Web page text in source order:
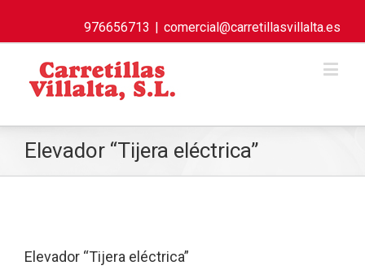
976656713 | comercial@carretillasvillalta.es
Elevador “Tijera eléctrica”
Elevador “Tijera eléctrica”